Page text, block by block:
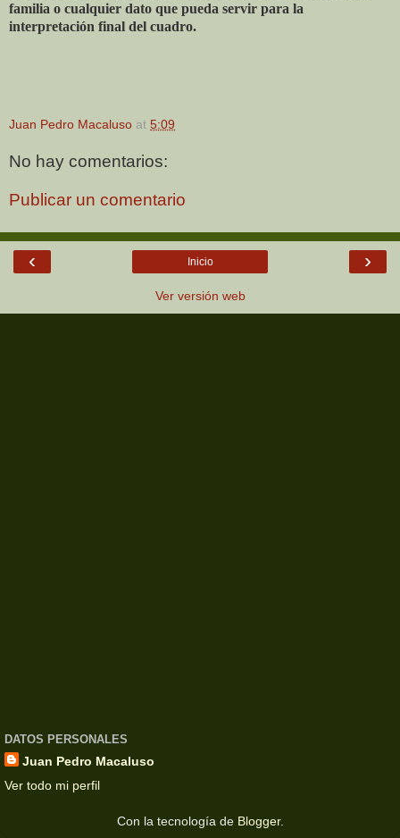
familia o cualquier dato que pueda servir para la
interpretación final del cuadro.
Juan Pedro Macaluso at 5:09
No hay comentarios:
Publicar un comentario
‹ ›
Inicio
Ver versión web
DATOS PERSONALES
Juan Pedro Macaluso
Ver todo mi perfil
Con la tecnología de Blogger.